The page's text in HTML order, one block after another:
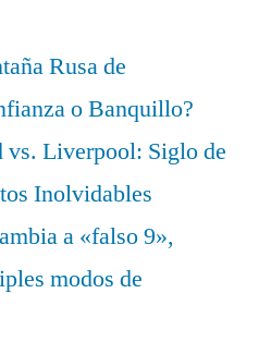
Rusa de
o Banquillo?
vs. Liverpool: Siglo de
Inolvidables
a «falso 9»,
modos de